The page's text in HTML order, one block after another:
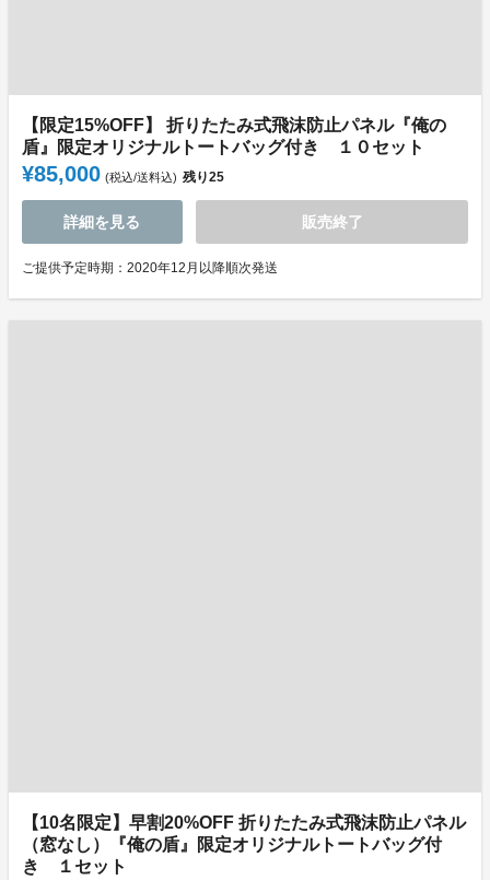
【限定15%OFF】 折りたたみ式飛沫防止パネル『俺の
盾』限定オリジナルトートバッグ付き １０セット
¥85,000 (税込/送料込) 残り25
詳細を見る 販売終了
ご提供予定時期：2020年12月以降順次発送
【10名限定】早割20%OFF 折りたたみ式飛沫防止パネル
（窓なし）『俺の盾』限定オリジナルトートバッグ付
き １セット